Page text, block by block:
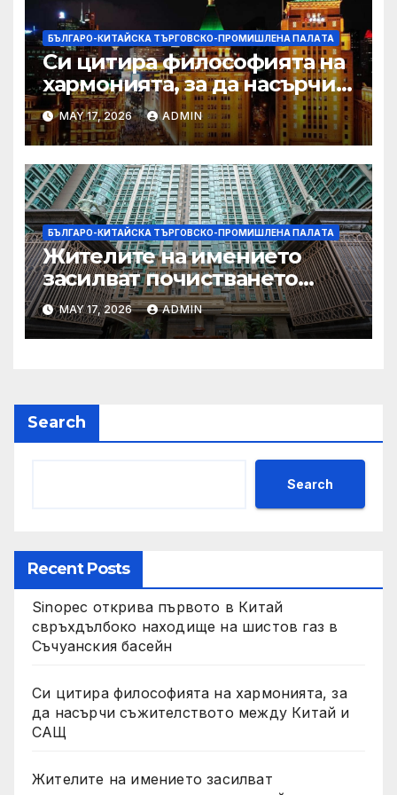
БЪЛГАРО-КИТАЙСКА ТЪРГОВСКО-ПРОМИШЛЕНА ПАЛAТА
Си цитира философията на
хармонията, за да насърчи
съжителството между
Китай и САЩ
MAY 17, 2026 ADMIN
БЪЛГАРО-КИТАЙСКА ТЪРГОВСКО-ПРОМИШЛЕНА ПАЛAТА
Жителите на имението
засилват почистването
след първия случай на
хепатит на плъхове в града
тази година
MAY 17, 2026 ADMIN
Search
Search
Recent Posts
Sinopec открива първото в Китай
свръхдълбоко находище на шистов газ в
Съчуанския басейн
Си цитира философията на хармонията, за
да насърчи съжителството между Китай и
САЩ
Жителите на имението засилват